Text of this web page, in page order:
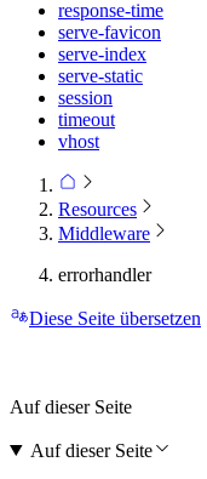
response-time
serve-favicon
serve-index
serve-static
session
timeout
vhost
Resources
Middleware
errorhandler
Diese Seite übersetzen
Auf dieser Seite
Auf dieser Seite